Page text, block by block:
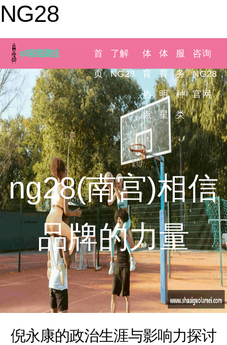
NG28
首
页
了解
NG28
体
育
热
点
体
育
明
星
服
务
种
类
咨询
NG28
官网
ng28(南宫)相信
品牌的力量
倪永康的政治生涯与影响力探讨